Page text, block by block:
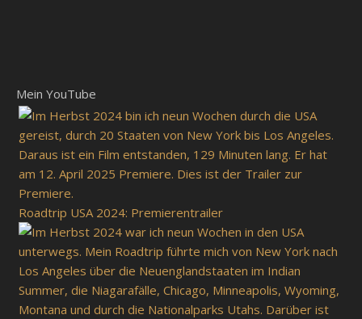
Mein YouTube
Roadtrip USA 2024: Premierentrailer